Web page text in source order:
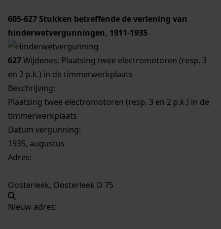
605-627 Stukken betreffende de verlening van
hinderwetvergunningen, 1911-1935
627Wijdenes; Plaatsing twee electromotoren (resp. 3
en 2 p.k.) in de timmerwerkplaats
Beschrijving:
Plaatsing twee electromotoren (resp. 3 en 2 p.k.) in de
timmerwerkplaats
Datum vergunning:
1935, augustus
Adres:
Oosterleek, Oosterleek D 75
Nieuw adres: